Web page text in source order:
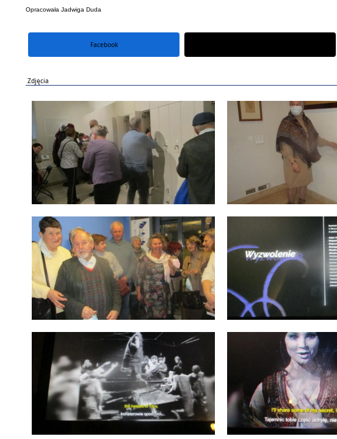
Opracowała Jadwiga Duda
Facebook
Zdjęcia